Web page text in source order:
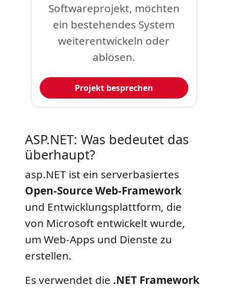
Softwareprojekt, möchten
ein bestehendes System
weiterentwickeln oder
ablösen.
Projekt besprechen
ASP.NET: Was bedeutet das
überhaupt?
asp.NET ist ein serverbasiertes
Open-Source Web-Framework
und Entwicklungsplattform, die
von Microsoft entwickelt wurde,
um Web-Apps und Dienste zu
erstellen.
Es verwendet die .NET Framework